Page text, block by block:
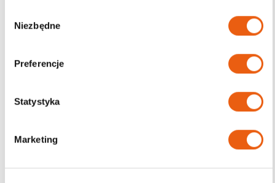
Niezbędne
Preferencje
Statystyka
Marketing